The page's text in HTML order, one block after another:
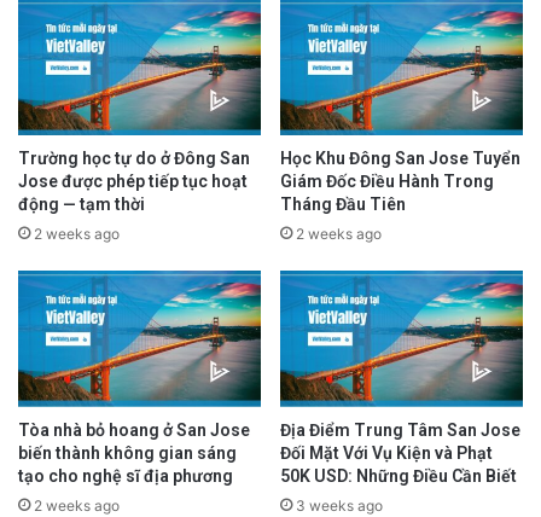
là dịp gặp gỡ truyện trò với những họa sĩ tài
năng. Sự kiện này cũng tạo ra không gian để
trưng bày những tác phẩm hội họa của các
em.
advertisement
Trường học tự do ở Đông San
Jose được phép tiếp tục hoạt
động — tạm thời
2 weeks ago
Học Khu Đông San Jose Tuyển
Giám Đốc Điều Hành Trong
Tháng Đầu Tiên
2 weeks ago
Tòa nhà bỏ hoang ở San Jose
biến thành không gian sáng
tạo cho nghệ sĩ địa phương
2 weeks ago
Địa Điểm Trung Tâm San Jose
Đối Mặt Với Vụ Kiện và Phạt
50K USD: Những Điều Cần Biết
3 weeks ago